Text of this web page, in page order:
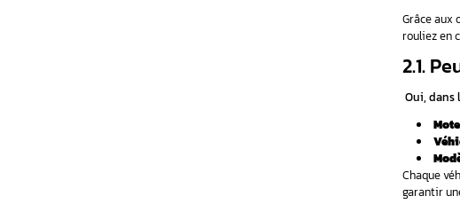
Actionneur de papillon – papillon –
boîte de papillon : fonctionnement